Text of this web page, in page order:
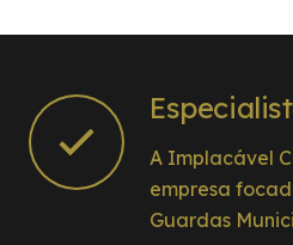
A Implacável
empresa
Guardas